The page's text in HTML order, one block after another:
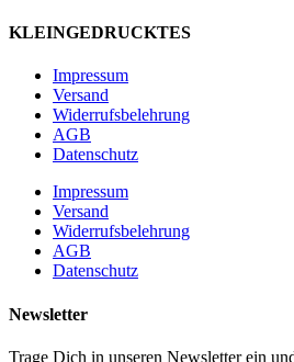
KLEINGEDRUCKTES
Impressum
Versand
Widerrufsbelehrung
AGB
Datenschutz
Impressum
Versand
Widerrufsbelehrung
AGB
Datenschutz
Newsletter
Trage Dich in unseren Newsletter ein